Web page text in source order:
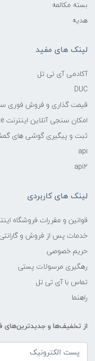
بسته مکالمه
هدیه
لینک های مفید
آکادمی آی تی تل
DUC
قیمت گذاری و فروش فوری
امکان سنجی آنلاین اینترنت TD-Lte
ثبت و پیگیری گوشی های
api
api2
لینک های کاربردی
قوانین و مقررات فروشگاه
خدمات پس از فروش و گارانتی
حریم خصوصی
رهگیری مرسولات پستی
تماس با آی تی تل
راهنما
از تخفیف‌ها و جدیدترین‌های